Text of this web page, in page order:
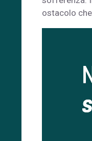
ostacolo